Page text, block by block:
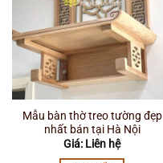
Mẫu bàn thờ treo tường đẹp
nhất bán tại Hà Nội
Giá: Liên hệ